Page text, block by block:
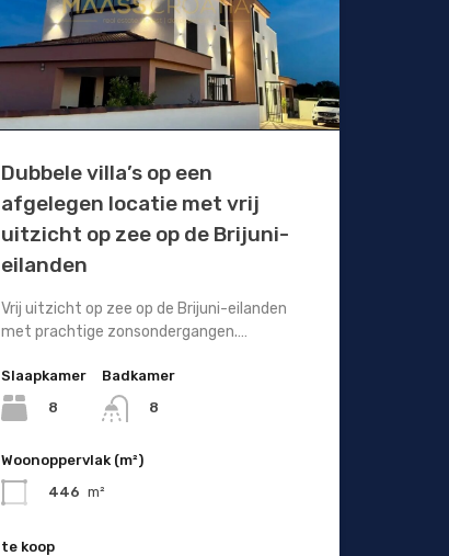
Dubbele villa’s op een
afgelegen locatie met vrij
uitzicht op zee op de Brijuni-
eilanden
Vrij uitzicht op zee op de Brijuni-eilanden
met prachtige zonsondergangen.…
Slaapkamer
8
Badkamer
8
Woonoppervlak (m²)
446 m²
te koop